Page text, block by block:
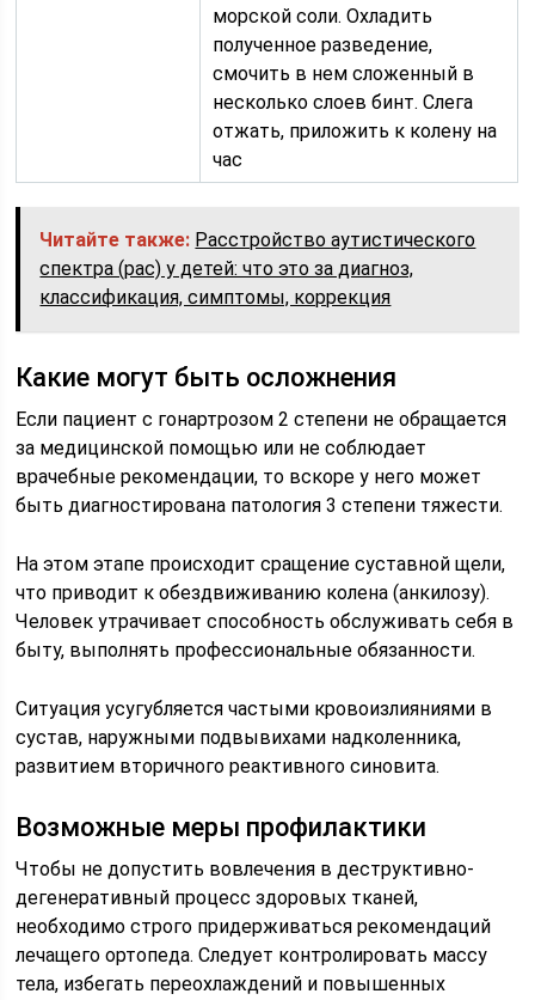
морской соли. Охладить
полученное разведение,
смочить в нем сложенный в
несколько слоев бинт. Слега
отжать, приложить к колену на
час
Читайте также: Расстройство аутистического
спектра (рас) у детей: что это за диагноз,
классификация, симптомы, коррекция
Какие могут быть осложнения
Если пациент с гонартрозом 2 степени не обращается
за медицинской помощью или не соблюдает
врачебные рекомендации, то вскоре у него может
быть диагностирована патология 3 степени тяжести.
На этом этапе происходит сращение суставной щели,
что приводит к обездвиживанию колена (анкилозу).
Человек утрачивает способность обслуживать себя в
быту, выполнять профессиональные обязанности.
Ситуация усугубляется частыми кровоизлияниями в
сустав, наружными подвывихами надколенника,
развитием вторичного реактивного синовита.
Возможные меры профилактики
Чтобы не допустить вовлечения в деструктивно-
дегенеративный процесс здоровых тканей,
необходимо строго придерживаться рекомендаций
лечащего ортопеда. Следует контролировать массу
тела, избегать переохлаждений и повышенных